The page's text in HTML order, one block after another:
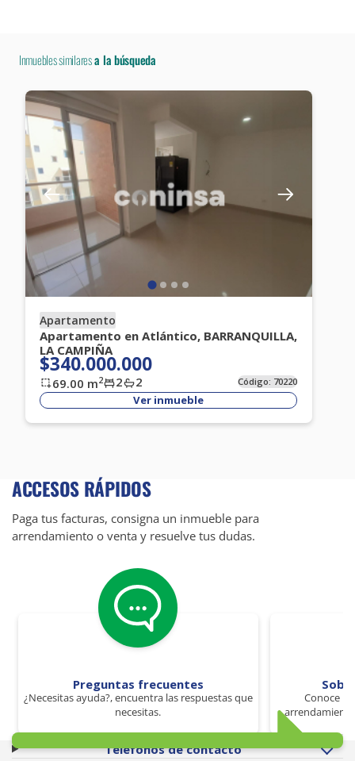
Inmuebles similaresa la búsqueda
Apartamento
Apartamento en Atlántico, BARRANQUILLA,
LA CAMPIÑA
$340.000.000
69.00 m2 2 2 Código: 70220
Ver inmueble
ACCESOS RÁPIDOS
Paga tus facturas, consigna un inmueble para
arrendamiento o venta y resuelve tus dudas.
Preguntas frecuentes
¿Necesitas ayuda?, encuentra las respuestas que
necesitas.
Conoce
Teléfonos de contacto